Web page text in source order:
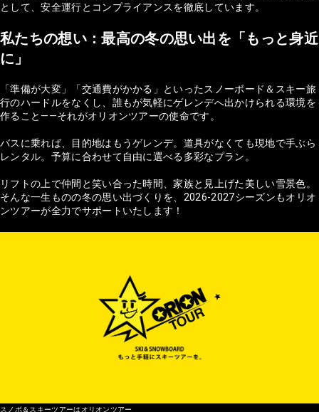
として、安全運行とコンプライアンスを徹底しています。
私たちの想い：最高の冬の思い出を「もっと身近
に」
「準備が大変」「交通費がかかる」といったスノーボード＆スキー旅
行のハードルをなくし、誰もが気軽にゲレンデへ出かけられる環境を
作ること——それがオリオンツアーの使命です。
バスに乗れば、目的地はもうゲレンデ。道具がなくても現地で手ぶら
レンタル。予算に合わせて自由に選べる多彩なプラン。
リフトの上で仲間と笑い合った時間、家族と見上げた美しい雪景色。
そんな一生ものの冬の思い出づくりを、2026-2027シーズンもオリオ
ンツアーが全力でサポートいたします！
スノボ＆スキーツアーはオリオンツアー